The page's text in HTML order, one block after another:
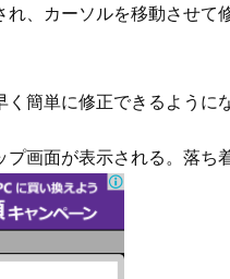
れ、カーソルを移動させ
簡単に修正できるように
画面が表示される。落ち